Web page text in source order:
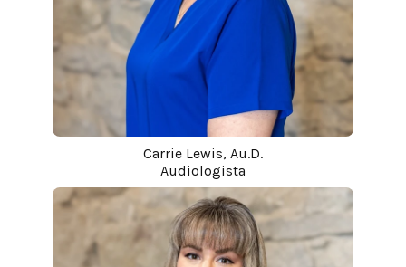
Carrie Lewis, Au.D.
Audiologista